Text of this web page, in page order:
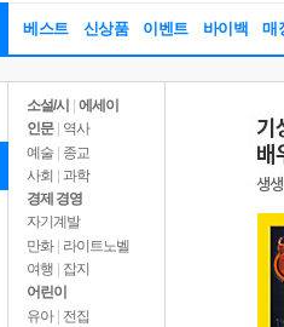
베스트 신상품 이벤트 바이백 매
소설/시
에세이
인문
역사
예술 | 종교
사회 | 과학
경제 경영
자기계발
만화 | 라이트노벨
여행
잡지
어린이
유아 | 전집